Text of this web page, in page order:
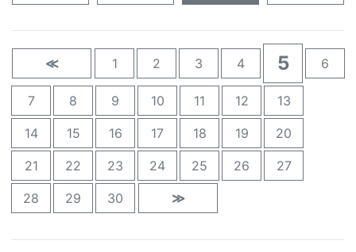
≪ 1 2 3 4 5 6
7 8 9 10 11 12 13
14 15 16 17 18 19 20
21 22 23 24 25 26 27
28 29 30 ≫